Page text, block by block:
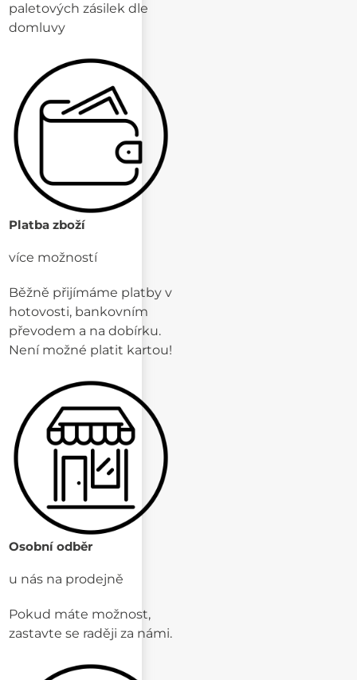
paletových zásilek dle
domluvy
Platba zboží
více možností
Běžně přijímáme platby v
hotovosti, bankovním
převodem a na dobírku.
Není možné platit kartou!
Osobní odběr
u nás na prodejně
Pokud máte možnost,
zastavte se raději za námi.